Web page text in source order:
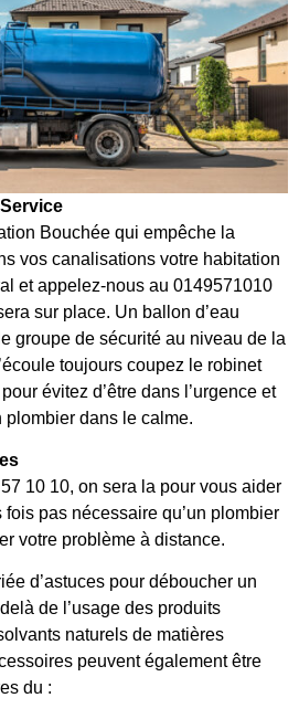
Bouchée qui empêche la
vos canalisations votre habitation
et appelez-nous au 0149571010
sur place. Un ballon d’eau
groupe de sécurité au niveau de la
toujours coupez le robinet
évitez d’être dans l’urgence et
dans le calme.
10 10, on sera la pour vous aider
pas nécessaire qu’un plombier
votre problème à distance.
d’astuces pour déboucher un
de l’usage des produits
naturels de matières
peuvent également être
du :